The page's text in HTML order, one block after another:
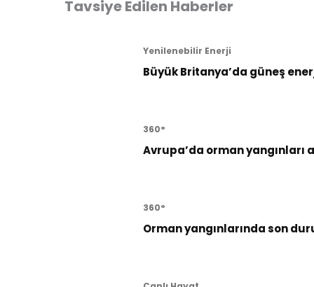
Tavsiye Edilen Haberler
Yenilenebilir Enerji
Büyük Britanya’da güneş
360°
Avrupa’da orman yangınları
360°
Orman yangınlarında son